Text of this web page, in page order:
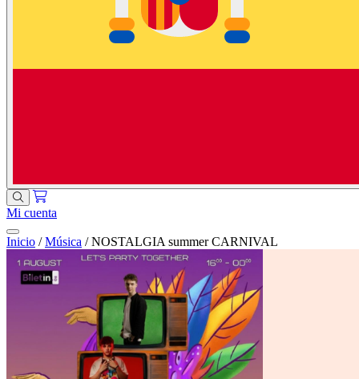
Mi cuenta
Inicio / Música / NOSTALGIA summer CARNIVAL